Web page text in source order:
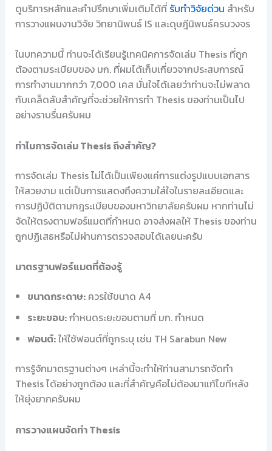
ดูบริการหลักและคำปรึกษาเพิ่มเติมได้ที่ รับทำวิจัยด่วน สำหรับ
การวางแผนงานวิจัย วิทยานิพนธ์ IS และดุษฎีนิพนธ์ครบวงจร
ในบทความนี้ ท่านจะได้เรียนรู้เทคนิคการจัดเล่ม Thesis ที่ถูก
ต้องตามระเบียบของ มก. ที่ผมได้เก็บเกี่ยวจากประสบการณ์
การทำงานมากกว่า 7,000 เคส มั่นใจได้เลยว่าท่านจะไม่พลาด
กับเคล็ดลับสำคัญที่จะช่วยให้การทำ Thesis ของท่านเป็นไป
อย่างราบรื่นครับผม
ทำไมการจัดเล่ม Thesis ถึงสำคัญ?
การจัดเล่ม Thesis ไม่ได้เป็นเพียงแค่การแต่งรูปแบบเอกสาร
ให้สวยงาม แต่เป็นการแสดงถึงความใส่ใจในรายละเอียดและ
การปฏิบัติตามกฎระเบียบของมหาวิทยาลัยครับผม หากท่านไม่
จัดให้ตรงตามฟอร์แมตที่กำหนด อาจส่งผลให้ Thesis ของท่าน
ถูกปฏิเสธหรือไม่ผ่านการตรวจสอบได้เลยนะครับ
มาตรฐานฟอร์แมตที่ต้องรู้
ขนาดกระดาษ:ควรใช้ขนาด A4
ระยะขอบ:กำหนดระยะขอบตามที่ มก. กำหนด
ฟอนต์:ให้ใช้ฟอนต์ที่ถูกระบุ เช่น TH Sarabun New
การรู้จักมาตรฐานต่างๆ เหล่านี้จะทำให้ท่านสามารถจัดทำ
Thesis ได้อย่างถูกต้อง และที่สำคัญคือไม่ต้องมาแก้ไขทีหลัง
ให้ยุ่งยากครับผม
การวางแผนจัดทำ Thesis